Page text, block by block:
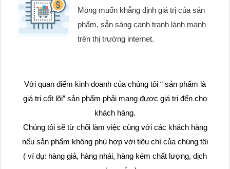
Mong muốn khẳng định giá trị của sản
phẩm, sẵn sàng cạnh tranh lành mạnh
trên thị trường internet.
Với quan điểm kinh doanh của chúng tôi “ sản phẩm là
giá trị cốt lõi” sản phẩm phải mang được giá trị đến cho
khách hàng.
Chúng tôi sẽ từ chối làm việc cùng với các khách hàng
nếu sản phẩm không phù hợp với tiêu chí của chúng tôi
( ví dụ: hàng giả, hàng nhái, hàng kém chất lượng, dịch